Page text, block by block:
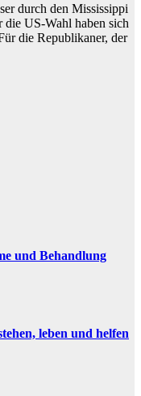
durch den Mississippi
die US-Wahl haben sich
die Republikaner, der
und Behandlung
leben und helfen